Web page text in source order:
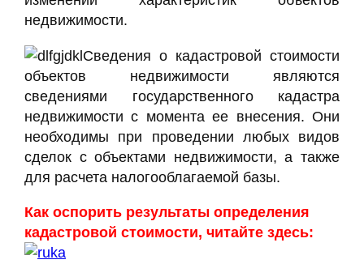
недвижимости.
Сведения о кадастровой стоимости
объектов недвижимости являются
сведениями государственного кадастра
недвижимости с момента ее внесения. Они
необходимы при проведении любых видов
сделок с объектами недвижимости, а также
для расчета налогооблагаемой базы.
Как оспорить результаты определения
кадастровой стоимости, читайте здесь: